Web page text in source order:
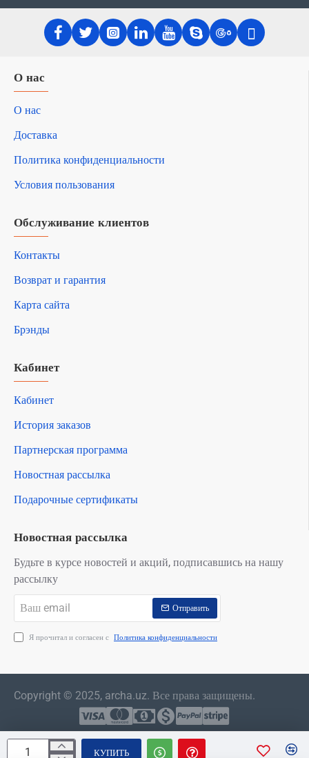
КУПИТЬ
О нас
О нас
Доставка
Политика конфиденциальности
Условия пользования
Обслуживание клиентов
Контакты
Возврат и гарантия
Карта сайта
Брэнды
Кабинет
Кабинет
История заказов
Партнерская программа
Новостная рассылка
Подарочные сертификаты
Новостная рассылка
Будьте в курсе новостей и акций, подписавшись на нашу
рассылку
email
Отправить
Я прочитал и согласен с Политика конфиденциальности
Copyright © 2025, archa.uz. Все права защищены.